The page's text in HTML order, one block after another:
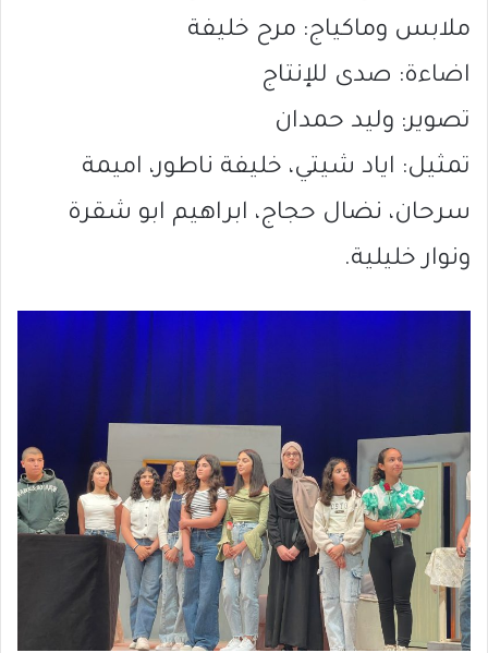
ملابس وماكياج: مرح خليفة
اضاءة: صدى للإنتاج
تصوير: وليد حمدان
تمثيل: اياد شيتي، خليفة ناطور، اميمة
سرحان، نضال حجاج، ابراهيم ابو شقرة
ونوار خليلية.